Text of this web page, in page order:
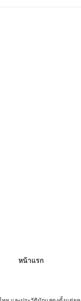
หน้าแรก